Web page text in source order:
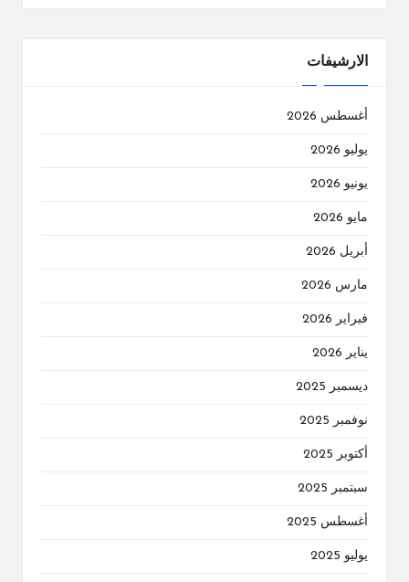
الارشيفات
أغسطس 2026
يوليو 2026
يونيو 2026
مايو 2026
أبريل 2026
مارس 2026
فبراير 2026
يناير 2026
ديسمبر 2025
نوفمبر 2025
أكتوبر 2025
سبتمبر 2025
أغسطس 2025
يوليو 2025